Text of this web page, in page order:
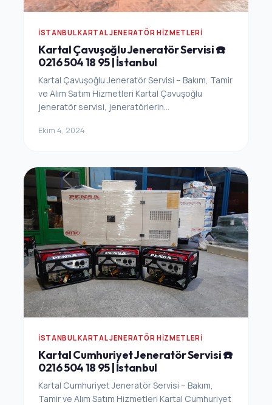
İSTANBUL KARTAL JENERATÖR HIZMETLERI
Kartal Çavuşoğlu Jeneratör Servisi ☎️
0216 504 18 95 | İstanbul
Kartal Çavuşoğlu Jeneratör Servisi – Bakım, Tamir
ve Alım Satım Hizmetleri Kartal Çavuşoğlu
jeneratör servisi, jeneratörlerin...
Ekim 4, 2024
İSTANBUL KARTAL JENERATÖR HIZMETLERI
Kartal Cumhuriyet Jeneratör Servisi ☎️
0216 504 18 95 | İstanbul
Kartal Cumhuriyet Jeneratör Servisi – Bakım,
Tamir ve Alım Satım Hizmetleri Kartal Cumhuriyet